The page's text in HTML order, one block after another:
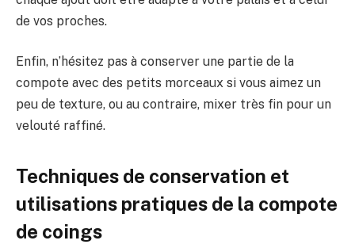
de vos proches.
Enfin, n’hésitez pas à conserver une partie de la
compote avec des petits morceaux si vous aimez un
peu de texture, ou au contraire, mixer très fin pour un
velouté raffiné.
Techniques de conservation et
utilisations pratiques de la compote
de coings